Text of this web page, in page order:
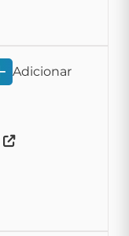
Adicionar